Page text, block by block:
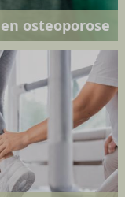
osteoporose